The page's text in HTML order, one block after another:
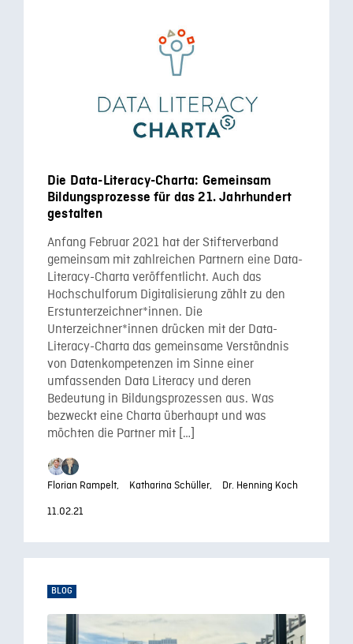
Die Data-Literacy-Charta: Gemeinsam
Bildungsprozesse für das 21. Jahrhundert
gestalten
Anfang Februar 2021 hat der Stifterverband
gemeinsam mit zahlreichen Partnern eine Data-
Literacy-Charta veröffentlicht. Auch das
Hochschulforum Digitalisierung zählt zu den
Erstunterzeichner*innen. Die
Unterzeichner*innen drücken mit der Data-
Literacy-Charta das gemeinsame Verständnis
von Datenkompetenzen im Sinne einer
umfassenden Data Literacy und deren
Bedeutung in Bildungsprozessen aus. Was
bezweckt eine Charta überhaupt und was
möchten die Partner mit […]
Florian Rampelt, Katharina Schüller,
Dr. Henning Koch
11.02.21
BLOG